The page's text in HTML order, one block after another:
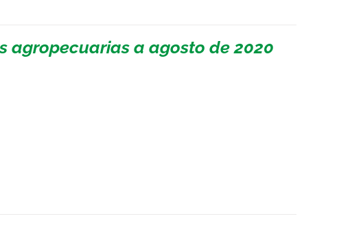
agropecuarias a agosto de 2020